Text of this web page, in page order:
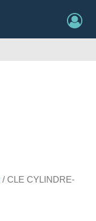
/ CLE CYLINDRE-